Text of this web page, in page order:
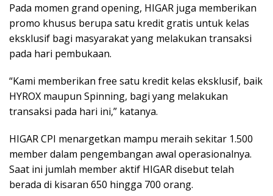
Pada momen grand opening, HIGAR juga memberikan
promo khusus berupa satu kredit gratis untuk kelas
eksklusif bagi masyarakat yang melakukan transaksi
pada hari pembukaan.
“Kami memberikan free satu kredit kelas eksklusif, baik
HYROX maupun Spinning, bagi yang melakukan
transaksi pada hari ini,” katanya.
HIGAR CPI menargetkan mampu meraih sekitar 1.500
member dalam pengembangan awal operasionalnya.
Saat ini jumlah member aktif HIGAR disebut telah
berada di kisaran 650 hingga 700 orang.